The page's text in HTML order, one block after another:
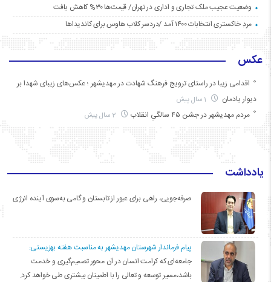
وضعیت عجیب ملک تجاری و اداری در تهران/ قیمت‌ها ۳۰% کاهش یافت
مردِ خاکستری انتخابات ۱۴۰۰ آمد /دردسر کلاب هاوس برای کاندیداها
عکس
اقدامی زیبا در راستای ترویج فرهنگ شهادت در مهدیشهر ؛ عکس‌های زیبای شهدا بر
دیوار یادمان
مردم مهدیشهر در جشن ۴۵ سالگیِ انقلاب
یادداشت
صرفه‌جویی، راهی برای عبور از تابستان و گامی به‌سوی آینده انرژی
پیام فرماندار شهرستان مهدیشهر به مناسبت هفته بهزیستی:
جامعه‌ای که کرامت انسان در آن محور تصمیم‌گیری و خدمت
باشد،مسیر توسعه و تعالی را با اطمینان بیشتری طی خواهد کرد.